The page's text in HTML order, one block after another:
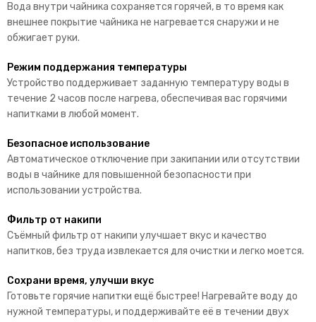
Вода внутри чайника сохраняется горячей, в то время как
внешнее покрытие чайника не нагревается снаружи и не
обжигает руки.
Режим поддержания температуры
Устройство поддерживает заданную температуру воды в
течение 2 часов после нагрева, обеспечивая вас горячими
напитками в любой момент.
Безопасное использование
Автоматическое отключение при закипании или отсутствии
воды в чайнике для повышенной безопасности при
использовании устройства.
Фильтр от накипи
Съёмный фильтр от накипи улучшает вкус и качество
напитков, без труда извлекается для очистки и легко моется.
Сохрани время, улучши вкус
Готовьте горячие напитки ещё быстрее! Нагревайте воду до
нужной температуры, и поддерживайте её в течении двух